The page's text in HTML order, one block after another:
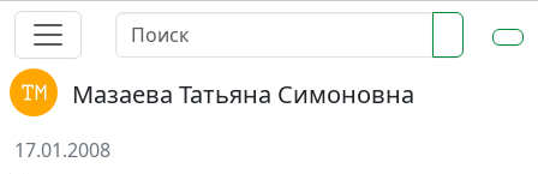
Мазаева Татьяна Симоновна
17.01.2008